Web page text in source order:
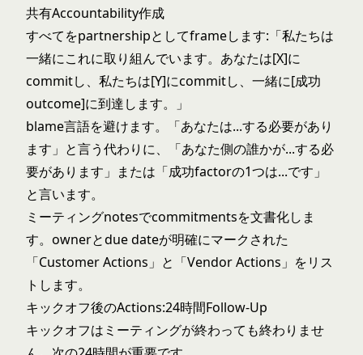
共有Accountability作成
すべてをpartnershipとしてframeします:「私たちは
一緒にこれに取り組んでいます。あなたは[X]に
commitし、私たちは[Y]にcommitし、一緒に[成功
outcome]に到達します。」
blame言語を避けます。「あなたは...する必要があり
ます」と言う代わりに、「あなた側の誰かが...する必
要があります」または「成功factorの1つは...です」
と言います。
ミーティングnotesでcommitmentsを文書化しま
す。ownerとdue dateが明確にマークされた
「Customer Actions」と「Vendor Actions」をリス
トします。
キックオフ後のActions:24時間Follow-Up
キックオフはミーティングが終わっても終わりませ